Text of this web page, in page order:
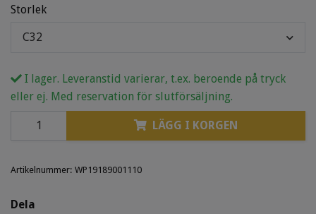
Storlek
C32
I lager. Leveranstid varierar, t.ex. beroende på tryck
eller ej. Med reservation för slutförsäljning.
LÄGG I KORGEN
Artikelnummer: WP19189001110
Dela